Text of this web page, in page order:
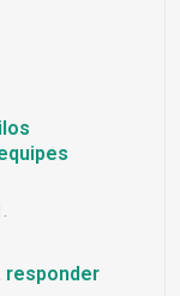
responder